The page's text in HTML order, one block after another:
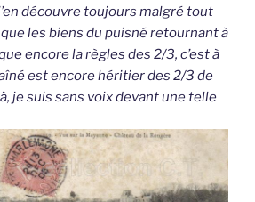
découvre toujours malgré tout
que les biens du puisné retournant à
encore la règles des 2/3, c’est à
est encore héritier des 2/3 de
je suis sans voix devant une telle